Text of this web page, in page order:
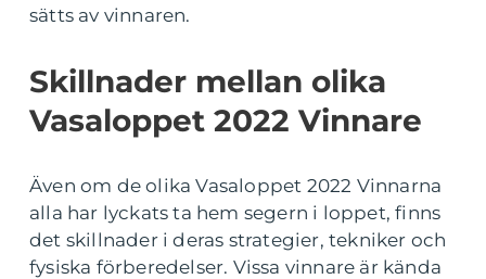
sätts av vinnaren.
Skillnader mellan olika
Vasaloppet 2022 Vinnare
Även om de olika Vasaloppet 2022 Vinnarna
alla har lyckats ta hem segern i loppet, finns
det skillnader i deras strategier, tekniker och
fysiska förberedelser. Vissa vinnare är kända